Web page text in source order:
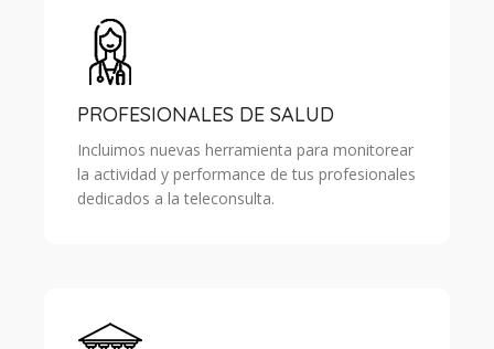
PROFESIONALES DE SALUD
Incluimos nuevas herramienta para monitorear
la actividad y performance de tus profesionales
dedicados a la teleconsulta.